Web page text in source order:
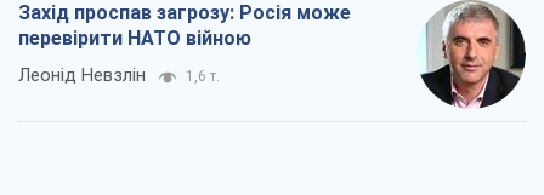
Захід проспав загрозу: Росія може
перевірити НАТО війною
Леонід Невзлін 1,6 т.